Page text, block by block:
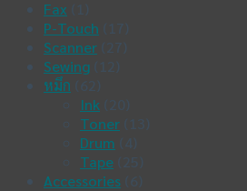
Fax (1)
P-Touch (17)
Scanner (27)
Sewing (12)
หมึก (62)
Ink (20)
Toner (13)
Drum (4)
Tape (25)
Accessories (6)